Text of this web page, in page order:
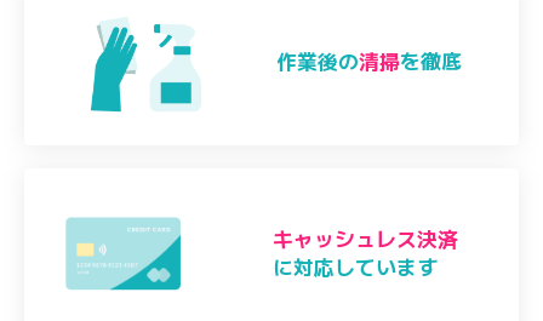
作業後の清掃を徹底
キャッシュレス決済
に対応しています